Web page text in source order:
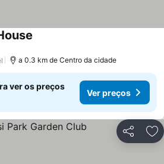
a 0.3 km de Centro da cidade
ver os preços
Ver preços
Partilhar